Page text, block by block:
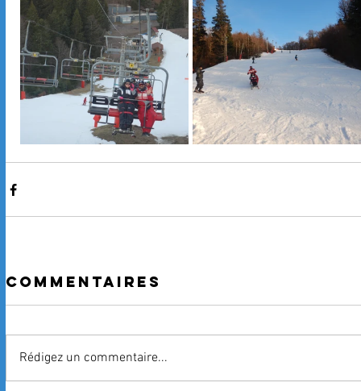
Commentaires
Rédigez un commentaire...